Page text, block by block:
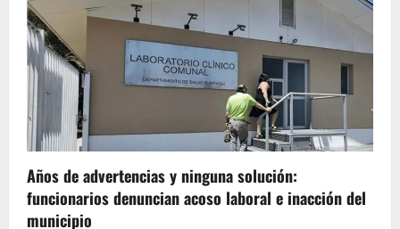
Años de advertencias y ninguna solución:
funcionarios denuncian acoso laboral e inacción del
municipio